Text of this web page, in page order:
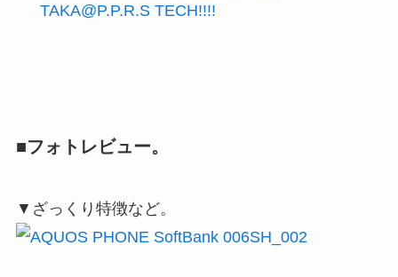
TAKA@P.P.R.S TECH!!!!
■フォトレビュー。
▼ざっくり特徴など。